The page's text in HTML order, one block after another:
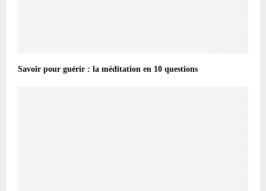
Savoir pour guérir : la méditation en 10 questions